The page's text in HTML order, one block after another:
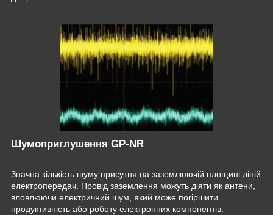
Шумоприглушення GP-NR
Значна кількість шуму присутня на заземлюючій площині ліній
електропередач. Провід заземлення можуть діяти як антени,
вловлюючи електричний шум, який може погіршити
продуктивність або роботу електронних компонентів.